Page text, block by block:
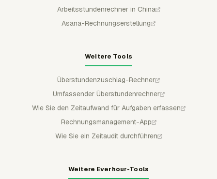
Arbeitsstundenrechner in China
Asana-Rechnungserstellung
Weitere Tools
Überstundenzuschlag-Rechner
Umfassender Überstundenrechner
Wie Sie den Zeitaufwand für Aufgaben erfassen
Rechnungsmanagement-App
Wie Sie ein Zeitaudit durchführen
Weitere Everhour-Tools